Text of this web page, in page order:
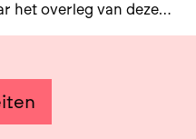
het overleg van deze